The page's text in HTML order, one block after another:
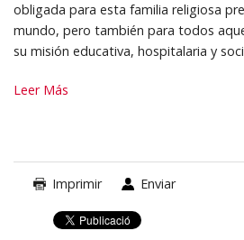
obligada para esta familia religiosa
mundo, pero también para todos
su misión educativa, hospitalaria y
Ruta
Leer Más
Imprimir Enviar